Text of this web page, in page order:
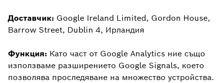
Доставчик: Google Ireland Limited, Gordon House,
Barrow Street, Dublin 4, Ирландия
Функция: Като част от Google Analytics ние също
използваме разширението Google Signals, което
позволява проследяване на множество устройства.